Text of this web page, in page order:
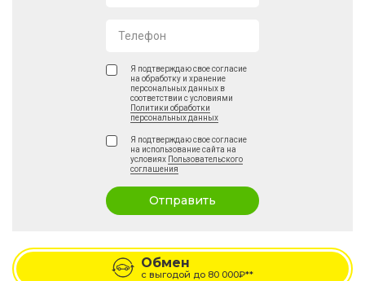
Телефон
Я подтверждаю свое согласие
на обработку и хранение
персональных данных в
соответствии с условиями
Политики обработки
персональных данных
Я подтверждаю свое согласие
на использование сайта на
условиях Пользовательского
соглашения
Отправить
Обмен
с выгодой до 80 000₽**